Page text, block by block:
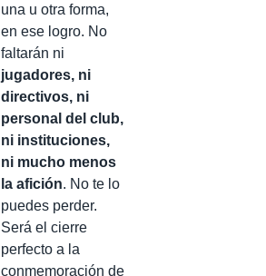
una u otra forma,
en ese logro. No
faltarán ni
jugadores, ni
directivos, ni
personal del club,
ni instituciones,
ni mucho menos
la afición. No te lo
puedes perder.
Será el cierre
perfecto a la
conmemoración de